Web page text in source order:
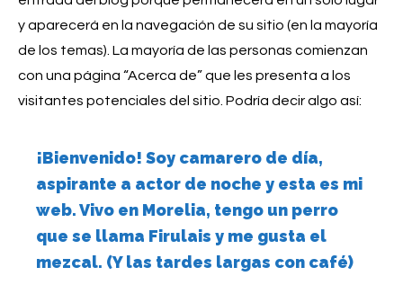
y aparecerá en la navegación de su sitio (en la mayoría
de los temas). La mayoría de las personas comienzan
con una página “Acerca de” que les presenta a los
visitantes potenciales del sitio. Podría decir algo así:
¡Bienvenido! Soy camarero de día,
aspirante a actor de noche y esta es mi
web. Vivo en Morelia, tengo un perro
que se llama Firulais y me gusta el
mezcal. (Y las tardes largas con café)